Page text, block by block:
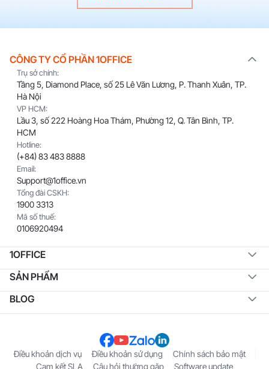
CÔNG TY CỔ PHẦN 1OFFICE
Trụ sở chính:
Tầng 5, Diamond Place, số 25 Lê Văn Lương, P. Thanh Xuân, TP.
Hà Nội
VP HCM:
Lầu 3, số 222 Hoàng Hoa Thám, Phường 12, Q. Tân Bình, TP.
HCM
Hotline:
(+84) 83 483 8888
Email:
Support@1office.vn
Tổng đài CSKH:
1900 3313
Mã số thuế:
0106920494
1OFFICE
SẢN PHẨM
BLOG
Điều khoản dịch vụ Điều khoản sử dụng
Chính sách bảo mật
Cam kết SLA
Câu hỏi thường gặp Software update